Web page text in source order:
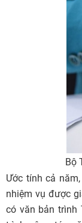
Bộ
Ước tính cả
nhiệm vụ được
có văn bản trình